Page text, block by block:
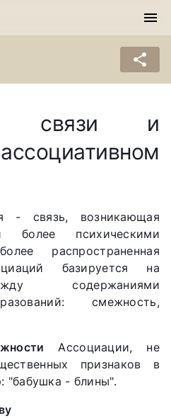
menu
share
связи и
- связь, возникающая
психическими
распространенная
базируется на
содержаниями
смежность,
Ассоциации, не
признаков в
"бабушка - блины".